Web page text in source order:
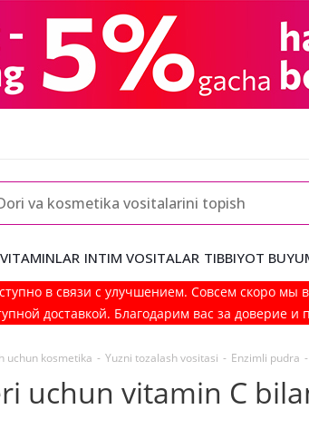
INTIM VOSITALAR TIBBIYOT
в связи с улучшением. Совсем скоро
доставкой. Благодарим вас за доверие и
uchun kosmetika - Yuzni tozalash vositasi - Enzimli pudra -
uchun vitamin C